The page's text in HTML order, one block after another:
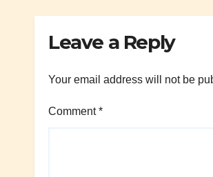
Leave a Reply
Your email address will not be
Comment*